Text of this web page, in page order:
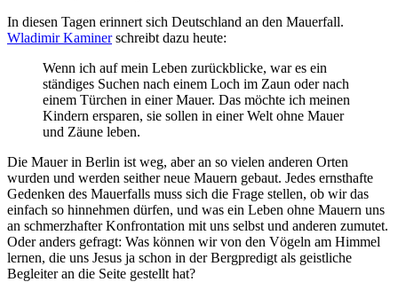
In diesen Tagen erinnert sich Deutschland an den Mauerfall.
Wladimir Kaminerschreibt dazu heute:
Wenn ich auf mein Leben zurückblicke, war es ein
ständiges Suchen nach einem Loch im Zaun oder nach
einem Türchen in einer Mauer. Das möchte ich meinen
Kindern ersparen, sie sollen in einer Welt ohne Mauer
und Zäune leben.
Die Mauer in Berlin ist weg, aber an so vielen anderen Orten
wurden und werden seither neue Mauern gebaut. Jedes ernsthafte
Gedenken des Mauerfalls muss sich die Frage stellen, ob wir das
einfach so hinnehmen dürfen, und was ein Leben ohne Mauern uns
an schmerzhafter Konfrontation mit uns selbst und anderen zumutet.
Oder anders gefragt: Was können wir von den Vögeln am Himmel
lernen, die uns Jesus ja schon in der Bergpredigt als geistliche
Begleiter an die Seite gestellt hat?